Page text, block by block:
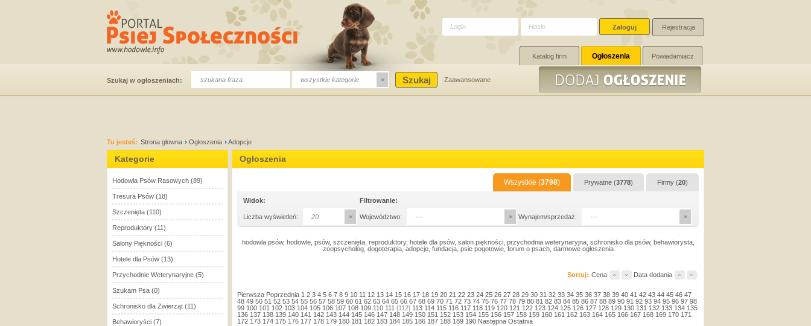
Rejestracja
Szukaj w ogłoszeniach: wszystkie kategorie Zaawansowane
Powiadamiacz
Ogłoszenia
Katalog firm
Tu jesteś: Strona głowna Ogłoszenia Adopcje
Kategorie
Hodowla Psów Rasowych (89)
Tresura Psów (18)
Szczenięta (110)
Reproduktory (11)
Salony Piękności (6)
Hotele dla Psów (13)
Przychodnie Weterynaryjne (5)
Szukam Psa (0)
Schronisko dla Zwierząt (11)
Behawioryści (7)
Ogłoszenia
Wszystkie (3798) Prywatne (3778) Firmy (20)
Widok:
Liczba wyświetleń: 20
Filtrowanie:
Województwo: --- Wynajem/sprzedaż: ---
hodowla psów, hodowle, psów, szczenięta, reproduktory, hotele dla psów, salon piękności, przychodnia weterynaryjna, schronisko dla psów, behawiorysta,
zoopsycholog, dogoterapia, adopcje, fundacja, psie pogotowie, forum o psach, darmowe ogłoszenia
Sortuj: Cena Data dodania
Pierwsza Poprzednia 1 2 3 4 5 6 7 8 9 10 11 12 13 14 15 16 17 18 19 20 21 22 23 24 25 26 27 28 29 30 31 32 33 34 35 36 37 38 39 40 41 42 43 44 45 46 47
48 49 50 51 52 53 54 55 56 57 58 59 60 61 62 63 64 65 66 67 68 69 70 71 72 73 74 75 76 77 78 79 80 81 82 83 84 85 86 87 88 89 90 91 92 93 94 95 96 97 98
99 100 101 102 103 104 105 106 107 108 109 110 111 [112] 113 114 115 116 117 118 119 120 121 122 123 124 125 126 127 128 129 130 131 132 133 134 135
136 137 138 139 140 141 142 143 144 145 146 147 148 149 150 151 152 153 154 155 156 157 158 159 160 161 162 163 164 165 166 167 168 169 170 171
172 173 174 175 176 177 178 179 180 181 182 183 184 185 186 187 188 189 190 Następna Ostatnia